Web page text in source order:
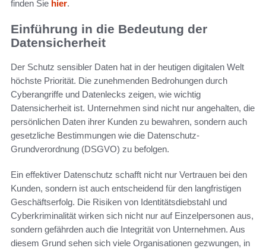
finden Sie hier.
Einführung in die Bedeutung der
Datensicherheit
Der Schutz sensibler Daten hat in der heutigen digitalen Welt
höchste Priorität. Die zunehmenden Bedrohungen durch
Cyberangriffe und Datenlecks zeigen, wie wichtig
Datensicherheit ist. Unternehmen sind nicht nur angehalten, die
persönlichen Daten ihrer Kunden zu bewahren, sondern auch
gesetzliche Bestimmungen wie die Datenschutz-
Grundverordnung (DSGVO) zu befolgen.
Ein effektiver Datenschutz schafft nicht nur Vertrauen bei den
Kunden, sondern ist auch entscheidend für den langfristigen
Geschäftserfolg. Die Risiken von Identitätsdiebstahl und
Cyberkriminalität wirken sich nicht nur auf Einzelpersonen aus,
sondern gefährden auch die Integrität von Unternehmen. Aus
diesem Grund sehen sich viele Organisationen gezwungen, in